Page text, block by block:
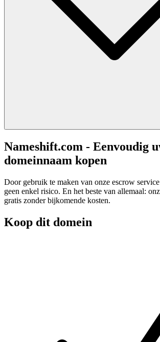
Nameshift.com - Eenvoudig
domeinnaam kopen
Door gebruik te maken van onze escrow
geen enkel risico. En het beste van allemaal:
gratis zonder bijkomende kosten.
Koop dit domein